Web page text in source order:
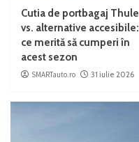
Cutia de portbagaj Thule
vs. alternative accesibile:
ce merită să cumperi în
acest sezon
SMARTauto.ro 31 iulie 2026